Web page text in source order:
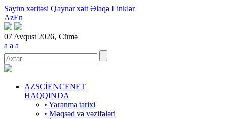
Saytın xəritəsi Qaynar xətt Əlaqə Linklər
AzEn
07 Avqust 2026, Cümə
a a a
AZSCİENCENET
HAQQINDA
• Yaranma tarixi
• Məqsəd və vəzifələri